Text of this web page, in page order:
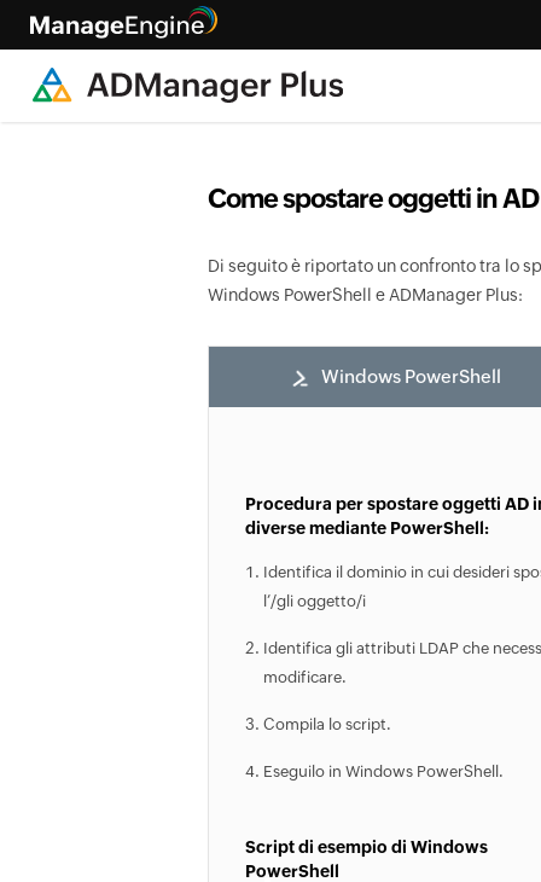
Come spostare oggetti in
Di seguito è riportato un confronto tra lo
Windows PowerShell e ADManager Plus:
Windows PowerShell
Procedura per spostare oggetti AD
diverse mediante PowerShell:
Identifica il dominio in cui desideri
l’/gli oggetto/i
Identifica gli attributi LDAP che
modificare.
Compila lo script.
Eseguilo in Windows PowerShell.
Script di esempio di Windows
PowerShell